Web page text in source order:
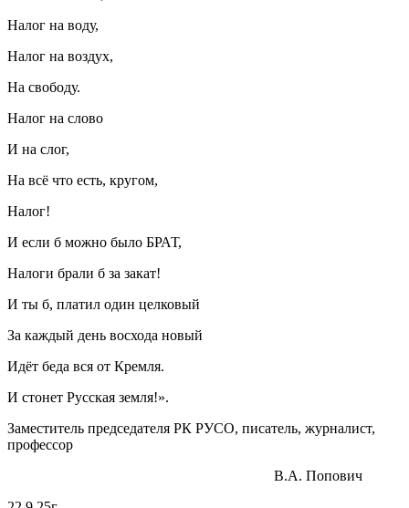
Налог на воду,
Налог на воздух,
На свободу.
Налог на слово
И на слог,
На всё что есть, кругом,
Налог!
И если б можно было БРАТ,
Налоги брали б за закат!
И ты б, платил один целковый
За каждый день восхода новый
Идёт беда вся от Кремля.
И стонет Русская земля!».
Заместитель председателя РК РУСО, писатель, журналист,
профессор
В.А. Попович